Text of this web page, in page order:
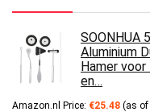
SOONHUA
Aluminium
Hamer
en…
Amazon.nl Price: €25.48 (as of